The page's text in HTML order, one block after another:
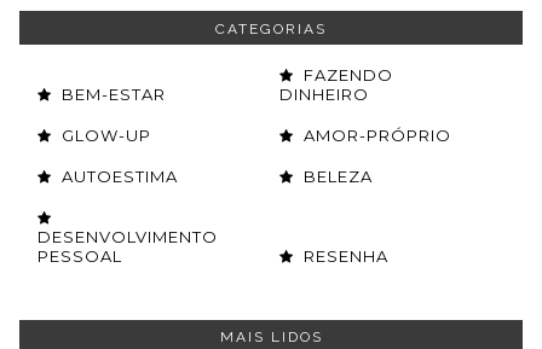
CATEGORIAS
BEM-ESTAR
FAZENDO
DINHEIRO
GLOW-UP AMOR-PRÓPRIO
AUTOESTIMA BELEZA
DESENVOLVIMENTO
PESSOAL
RESENHA
MAIS LIDOS